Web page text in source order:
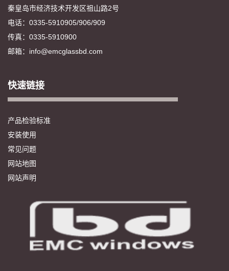
秦皇岛市经济技术开发区祖山路2号
电话：0335-5910905/906/909
传真：0335-5910900
邮箱：info@emcglassbd.com
快速链接
产品检验标准
安装使用
常见问题
网站地图
网站声明